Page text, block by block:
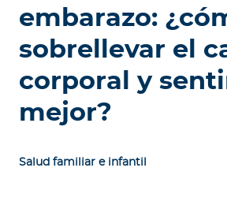
n
embarazo:
sobrellevar el
corporal y
mejor?
Salud familiar e infantil